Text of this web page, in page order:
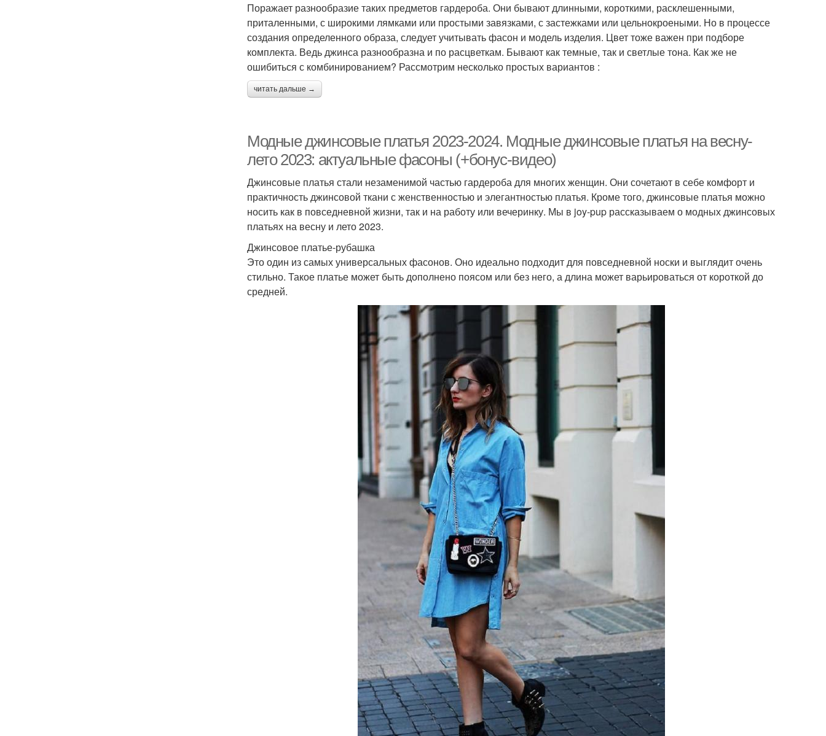
Поражает разнообразие таких предметов гардероба. Они бывают длинными, короткими, расклешенными,
приталенными, с широкими лямками или простыми завязками, с застежками или цельнокроеными. Но в процессе
создания определенного образа, следует учитывать фасон и модель изделия. Цвет тоже важен при подборе
комплекта. Ведь джинса разнообразна и по расцветкам. Бывают как темные, так и светлые тона. Как же не
ошибиться с комбинированием? Рассмотрим несколько простых вариантов :
читать дальше →
Модные джинсовые платья 2023-2024. Модные джинсовые платья на весну-
лето 2023: актуальные фасоны (+бонус-видео)
Джинсовые платья стали незаменимой частью гардероба для многих женщин. Они сочетают в себе комфорт и
практичность джинсовой ткани с женственностью и элегантностью платья. Кроме того, джинсовые платья можно
носить как в повседневной жизни, так и на работу или вечеринку. Мы в joy-pup рассказываем о модных джинсовых
платьях на весну и лето 2023.
Джинсовое платье-рубашка
Это один из самых универсальных фасонов. Оно идеально подходит для повседневной носки и выглядит очень
стильно. Такое платье может быть дополнено поясом или без него, а длина может варьироваться от короткой до
средней.